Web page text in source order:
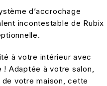
d’accrochage
incontestable de Rubix
à votre intérieur avec
Adaptée à votre salon,
de votre maison, cette